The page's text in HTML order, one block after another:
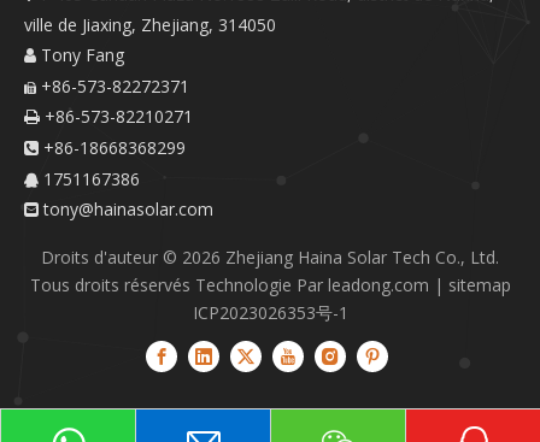
ville de Jiaxing, Zhejiang, 314050
 Tony Fang
 +86-573-82272371
 +86-573-82210271
 +86-18668368299
 1751167386
 tony@hainasolar.com
Droits d'auteur © 2026 Zhejiang Haina Solar Tech Co., Ltd.
Tous droits réservés Technologie Par leadong.com | sitemap
ICP2023026353号-1